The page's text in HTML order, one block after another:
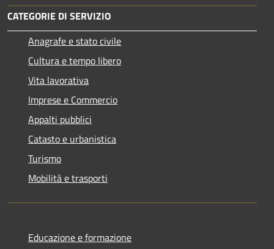
CATEGORIE DI SERVIZIO
Anagrafe e stato civile
Cultura e tempo libero
Vita lavorativa
Imprese e Commercio
Appalti pubblici
Catasto e urbanistica
Turismo
Mobilità e trasporti
Educazione e formazione